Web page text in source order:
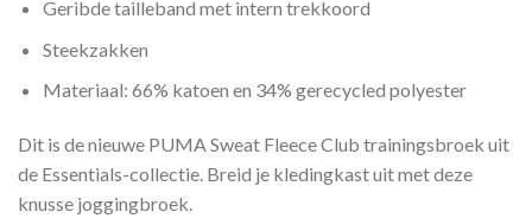
Geribde tailleband met intern trekkoord
Steekzakken
Materiaal: 66% katoen en 34% gerecycled polyester
Dit is de nieuwe PUMA Sweat Fleece Club trainingsbroek uit
de Essentials-collectie. Breid je kledingkast uit met deze
knusse joggingbroek.